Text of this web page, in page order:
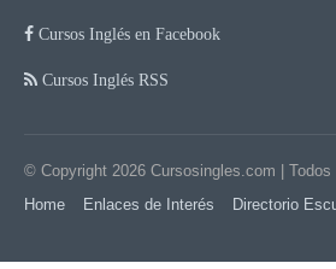
Cursos Inglés en Facebook
Cursos Inglés RSS
© Copyright 2026 Cursosingles.com |
Home
Enlaces de Interés Directorio